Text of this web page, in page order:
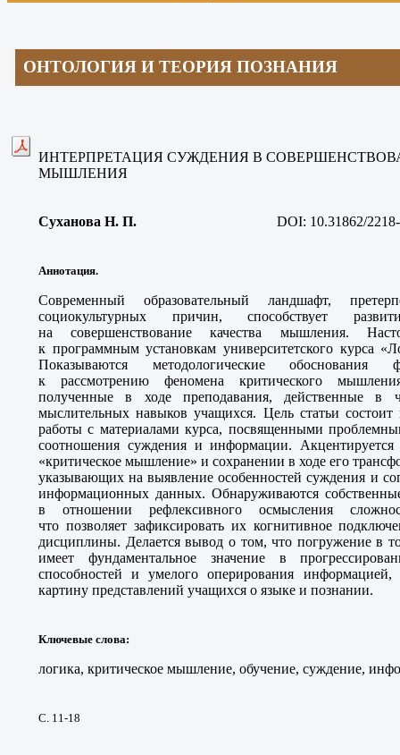
ОНТОЛОГИЯ И ТЕОРИЯ ПОЗНАНИЯ
ИНТЕРПРЕТАЦИЯ СУЖДЕНИЯ В
МЫШЛЕНИЯ
Суханова Н. П. DOI: 10.31862/
Аннотация.
Современный образовательный ландшафт,
социокультурных причин, способствует
на совершенствование качества мышления.
к программным установкам университетского курса
Показываются методологические обоснования
к рассмотрению феномена критического
полученные в ходе преподавания, действенные в
мыслительных навыков учащихся. Цель статьи состоит
работы с материалами курса, посвященными
соотношения суждения и информации.
«критическое мышление» и сохранении в ходе его
указывающих на выявление особенностей суждения и
информационных данных. Обнаруживаются
в отношении рефлексивного осмысления
что позволяет зафиксировать их когнитивное
дисциплины. Делается вывод о том, что погружение в
имеет фундаментальное значение в
способностей и умелого оперирования
картину представлений учащихся о языке и познании.
Ключевые слова:
логика, критическое мышление, обучение, суждение,
С. 11-18